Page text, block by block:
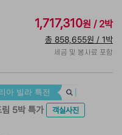
1,717,310원 / 2박
총 858,655원 / 1박
세금 및 봉사료 포함
아 빌라 특전
림 5박 특가
객실사진